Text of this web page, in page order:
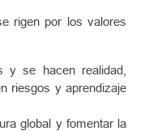
rigen por los valores
y se hacen realidad,
riesgos y aprendizaje
global y fomentar la